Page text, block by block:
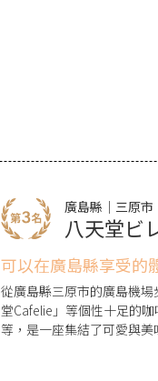
廣島縣｜三原市
八天堂ビ
可以在廣島縣享受的
從廣島縣三原市的廣島機
堂Cafelie」等個性十足的
等，是一座集結了可愛與
果樹園」則有許多使用水
廠」則可以品嚐到剛出爐